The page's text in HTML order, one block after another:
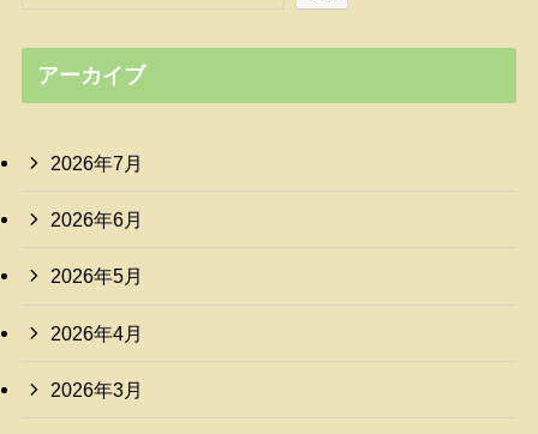
アーカイブ
2026年7月
2026年6月
2026年5月
2026年4月
2026年3月